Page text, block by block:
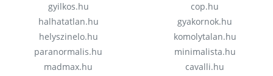
gyilkos.hu
halhatatlan.hu
helyszinelo.hu
paranormalis.hu
madmax.hu
cop.hu
gyakornok.hu
komolytalan.hu
minimalista.hu
cavalli.hu